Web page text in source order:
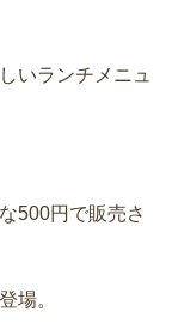
いランチメニュ
500円で販売さ
場。